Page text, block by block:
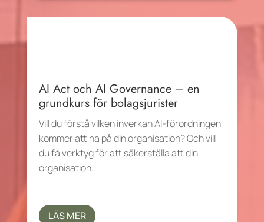
AI Act och AI Governance – en
grundkurs för bolagsjurister
Vill du förstå vilken inverkan AI-förordningen
kommer att ha på din organisation? Och vill
du få verktyg för att säkerställa att din
organisation...
LÄS MER